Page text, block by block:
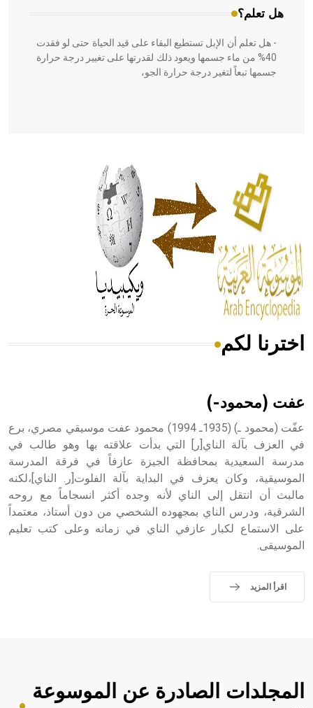
هل تعلم؟
- هل تعلم أن الإبل تستطيع البقاء على قيد الحياة حتى لو فقدت
40% من ماء جسمها ويعود ذلك لقدرتها على تغيير درجة حرارة
جسمها تبعاً لتغير درجة حرارة الجو،
الحكم، الأدلة، تنظيم التغذية، ورسالته في جروح الرأس. ويعود
له الفضل بأنه حرر الطب من الدين والفلسفة.
- هل تعلم أن المرجان إفراز حيواني يتكون في البحر ويتركب
من مادة كربونات الكلسيوم، وهو أحمر أو شديد الحمرة وهو
أجود أنواعه، ويمتاز بكبر الحجم ويسمى الش
هل تعلم أن الأبسيد كلمة فرنسية اللفظ تم اعتمادها مصطلحاً
- هل تعلم أن أبجر Abgar اسم معروف جيداً يعود إلى عدد من
الملوك الذين حكموا مدينة إديسا (الرها) من أبجر الأول وحتى
التاسع، وهم ينتسبون إلى أسرة أوسروين
sign تكتب منفصلة غير متصلة، وتعتمد المبدأ الأكوروفوني،
اخترنا لكم
عفت (محمود-)
عفّت (محمود ـ) (1935ـ 1994) محمود عفت موسيقي مصري، برع
في العزف بآلة الناي[ر] التي بدأت علاقته بها وهو طالب في
مدرسة السعيدية بمحافظة الجيزة عازفاً في فرقة المدرسة
الموسيقية، وكان يعزف في البداية بآلة الفلوت[ر. الناي]،لكنه
مالبث أن انتقل إلى الناي لأنه وجده أكثر انسجاماً مع روحه
الشرقية، ودرس الناي بمجهوده الشخصي من دون أستاذ، معتمداً
على الاستماع لكبار عازفي الناي في زمانه وعلى كتب تعليم
الموسيقى.
اقرأ المزيد
المجلدات الصادرة عن الموسوعة